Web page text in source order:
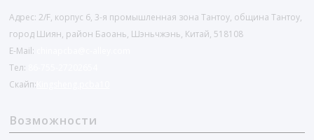
Адрес: 2/F, корпус 6, 3-я промышленная зона Тантоу, община Тантоу,
город Шиян, район Баоань, Шэньчжэнь, Китай, 518108
E-Mail:
Тел:
Скайп:
Возможности